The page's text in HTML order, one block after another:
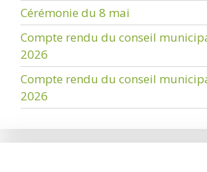
Cérémonie du 8 mai
Compte rendu du conseil
2026
Compte rendu du conseil
2026